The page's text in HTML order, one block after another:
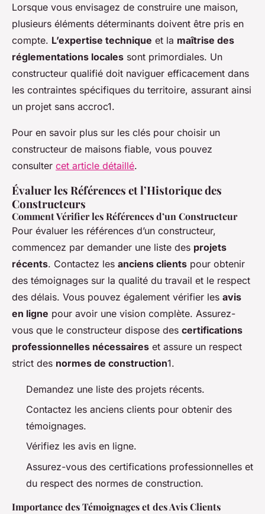
Lorsque vous envisagez de construire une maison,
plusieurs éléments déterminants doivent être pris en
compte. L’expertise technique et la maîtrise des
réglementations locales sont primordiales. Un
constructeur qualifié doit naviguer efficacement dans
les contraintes spécifiques du territoire, assurant ainsi
un projet sans accroc1.
Pour en savoir plus sur les clés pour choisir un
constructeur de maisons fiable, vous pouvez
consulter cet article détaillé.
Évaluer les Références et l’Historique des
Constructeurs
Comment Vérifier les Références d’un Constructeur
Pour évaluer les références d’un constructeur,
commencez par demander une liste des projets
récents. Contactez les anciens clients pour obtenir
des témoignages sur la qualité du travail et le respect
des délais. Vous pouvez également vérifier les avis
en ligne pour avoir une vision complète. Assurez-
vous que le constructeur dispose des certifications
professionnelles nécessaires et assure un respect
strict des normes de construction1.
Demandez une liste des projets récents.
Contactez les anciens clients pour obtenir des
témoignages.
Vérifiez les avis en ligne.
Assurez-vous des certifications professionnelles et
du respect des normes de construction.
Importance des Témoignages et des Avis Clients